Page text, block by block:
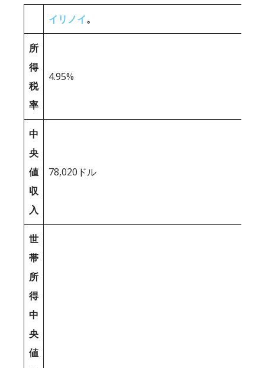
イリノイ。
所
得
税
率
4.95%
中
央
値
収
入
78,020ドル
世
帯
所
得
中
央
値